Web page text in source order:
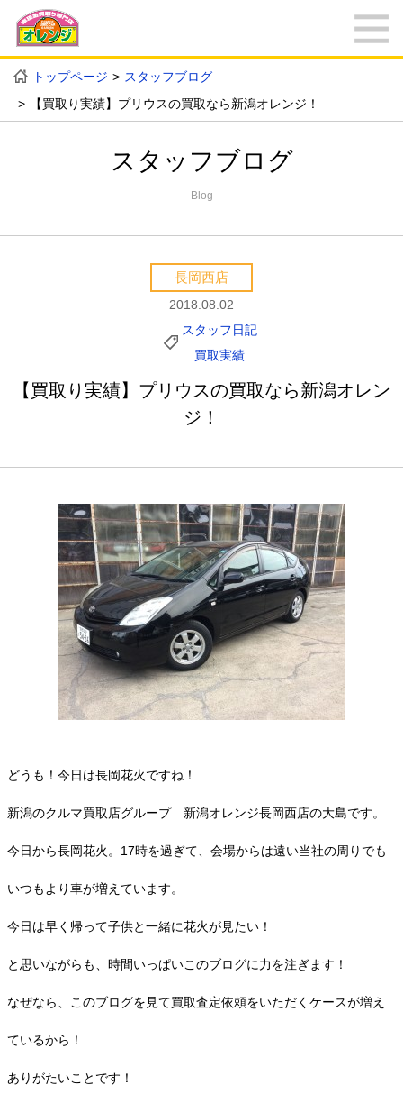
トップページ
スタッフブログ
【買取り実績】プリウスの買取なら新潟オレンジ！
スタッフブログ
Blog
長岡西店
2018.08.02
スタッフ日記
買取実績
【買取り実績】プリウスの買取なら新潟オレン
ジ！
どうも！今日は長岡花火ですね！
新潟のクルマ買取店グループ 新潟オレンジ長岡西店の大島です。
今日から長岡花火。17時を過ぎて、会場からは遠い当社の周りでも
いつもより車が増えています。
今日は早く帰って子供と一緒に花火が見たい！
と思いながらも、時間いっぱいこのブログに力を注ぎます！
なぜなら、このブログを見て買取査定依頼をいただくケースが増え
ているから！
ありがたいことです！